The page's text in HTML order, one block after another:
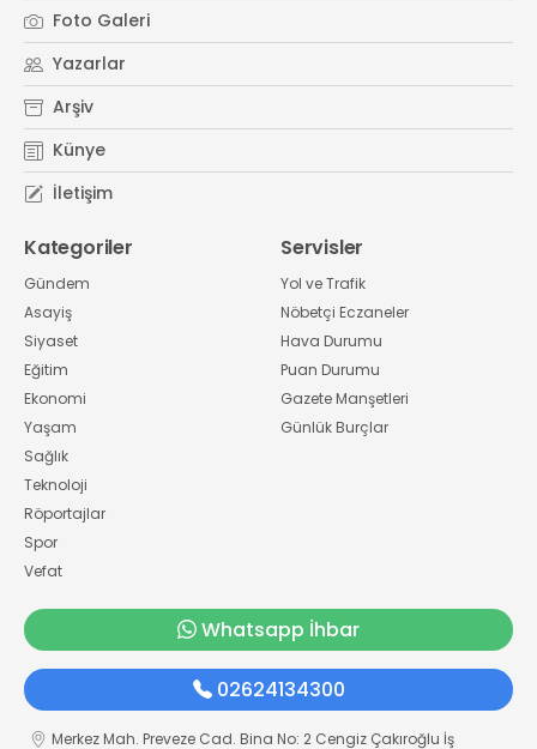
Foto Galeri
Yazarlar
Arşiv
Künye
İletişim
Kategoriler
Gündem
Asayiş
Siyaset
Eğitim
Ekonomi
Yaşam
Sağlık
Teknoloji
Röportajlar
Spor
Vefat
Servisler
Yol ve Trafik
Nöbetçi Eczaneler
Hava Durumu
Puan Durumu
Gazete Manşetleri
Günlük Burçlar
Whatsapp İhbar
02624134300
Merkez Mah. Preveze Cad. Bina No: 2 Cengiz Çakıroğlu İş